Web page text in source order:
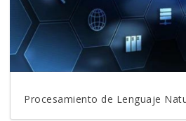
Procesamiento de Lenguaje